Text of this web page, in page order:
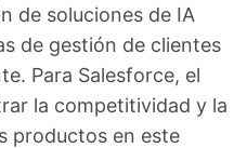
de soluciones de IA
de gestión de clientes
Para Salesforce, el
la competitividad y la
productos en este